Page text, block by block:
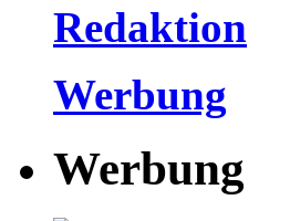
Redaktion
Werbung
Werbung